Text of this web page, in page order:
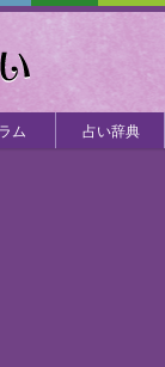
ム 占い辞典